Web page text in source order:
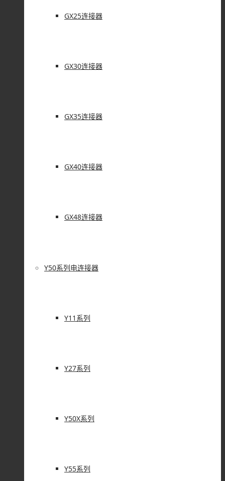
GX25连接器
GX30连接器
GX35连接器
GX40连接器
GX48连接器
Y50系列电连接器
Y11系列
Y27系列
Y50X系列
Y55系列